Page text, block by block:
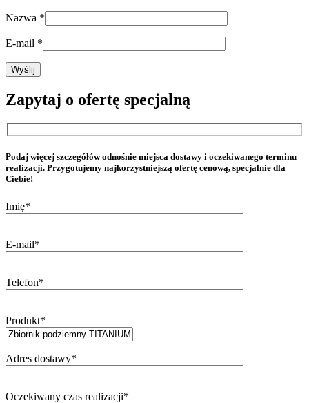
Nazwa *
E-mail *
Zapytaj o ofertę specjalną
Podaj więcej szczegółów odnośnie miejsca dostawy i oczekiwanego terminu
realizacji. Przygotujemy najkorzystniejszą ofertę cenową, specjalnie dla
Ciebie!
Imię*
E-mail*
Telefon*
Produkt*
Adres dostawy*
Oczekiwany czas realizacji*